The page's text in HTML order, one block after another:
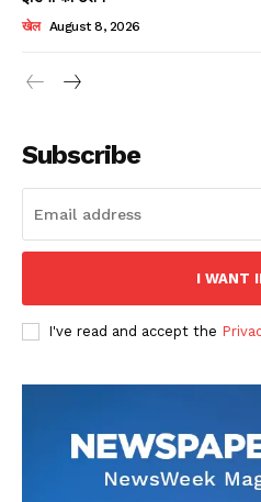
खेल August 8, 2026
Subscribe
I WANT
I've read and accept the